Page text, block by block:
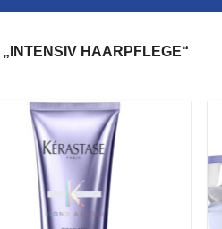
HAARPFLEGE“